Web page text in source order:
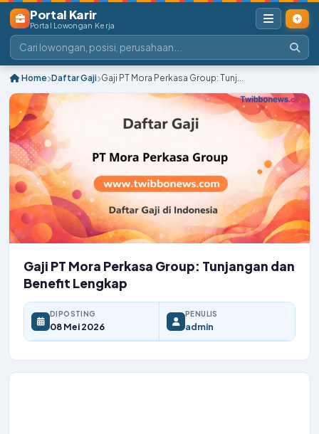
Portal Karir
Portal Lowongan Kerja
Home Daftar Gaji Gaji PT Mora Perkasa Group: Tunj...
Gaji PT Mora Perkasa Group: Tunjangan dan
Benefit Lengkap
DIPOSTING
08 Mei 2026
PENULIS
admin